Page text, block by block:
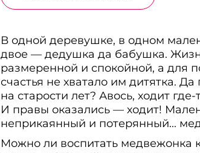
В одной деревушке, в одном
двое — дедушка да бабушка.
размеренной и спокойной, а для
счастья не хватало им дитятка.
на старости лет? Авось, ходит
И правы оказались — ходит!
неприкаянный и потерянный...
Можно ли воспитать медвежонка